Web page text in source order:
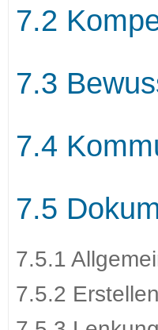
7.2
7.3
7.4
7.5
7.5.1
7.5.2